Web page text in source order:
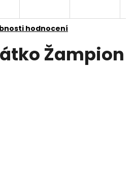
hodnocení
Žampion